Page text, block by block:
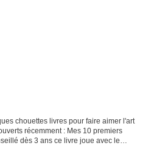
chouettes livres pour faire aimer l'art
récemment : Mes 10 premiers
dès 3 ans ce livre joue avec le